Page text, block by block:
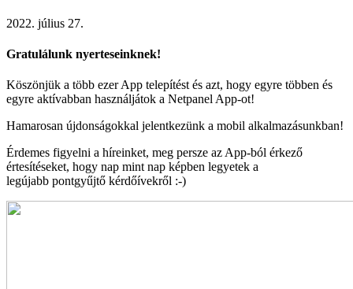
2022. július 27.
Gratulálunk nyerteseinknek!
Köszönjük a több ezer App telepítést és azt, hogy egyre többen és
egyre aktívabban használjátok a Netpanel App-ot!
Hamarosan újdonságokkal jelentkezünk a mobil alkalmazásunkban!
Érdemes figyelni a híreinket, meg persze az App-ból érkező
értesítéseket, hogy nap mint nap képben legyetek a
legújabb pontgyűjtő kérdőívekről :-)